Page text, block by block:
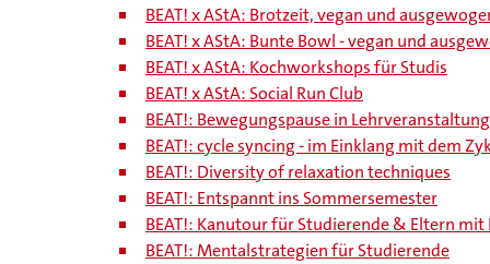
BEAT! x AStA: Brotzeit, vegan und
BEAT! x AStA: Bunte Bowl - vegan und
BEAT! x AStA: Kochworkshops für Studis
BEAT! x AStA: Social Run Club
BEAT!: Bewegungspause in
BEAT!: cycle syncing - im Einklang mit dem
BEAT!: Diversity of relaxation techniques
BEAT!: Entspannt ins Sommersemester
BEAT!: Kanutour für Studierende & Eltern mit
BEAT!: Mentalstrategien für Studierende